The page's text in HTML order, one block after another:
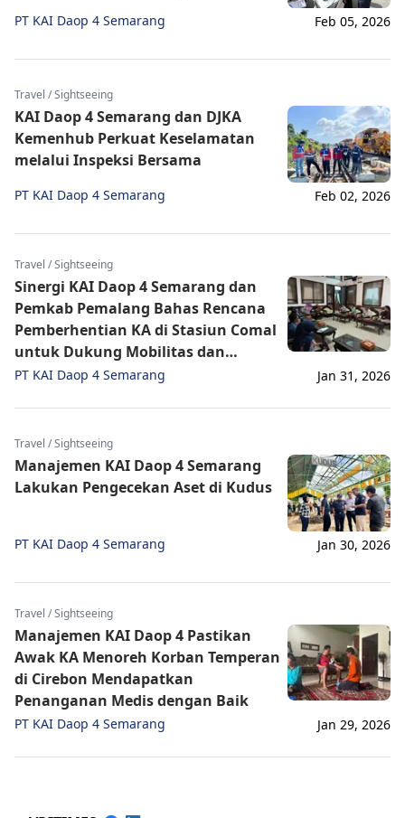
PT KAI Daop 4 Semarang Feb 05, 2026
Travel / Sightseeing
KAI Daop 4 Semarang dan DJKA
Kemenhub Perkuat Keselamatan
melalui Inspeksi Bersama
PT KAI Daop 4 Semarang Feb 02, 2026
Travel / Sightseeing
Sinergi KAI Daop 4 Semarang dan
Pemkab Pemalang Bahas Rencana
Pemberhentian KA di Stasiun Comal
untuk Dukung Mobilitas dan
Pariwisata Daerah
PT KAI Daop 4 Semarang Jan 31, 2026
Travel / Sightseeing
Manajemen KAI Daop 4 Semarang
Lakukan Pengecekan Aset di Kudus
PT KAI Daop 4 Semarang Jan 30, 2026
Travel / Sightseeing
Manajemen KAI Daop 4 Pastikan
Awak KA Menoreh Korban Temperan
di Cirebon Mendapatkan
Penanganan Medis dengan Baik
PT KAI Daop 4 Semarang Jan 29, 2026